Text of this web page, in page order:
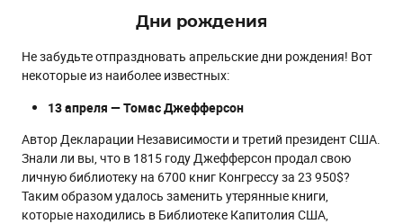
Дни рождения
Не забудьте отпраздновать апрельские дни рождения! Вот
некоторые из наиболее известных:
13 апреля — Томас Джефферсон
Автор Декларации Независимости и третий президент США.
Знали ли вы, что в 1815 году Джефферсон продал свою
личную библиотеку на 6700 книг Конгрессу за 23 950$?
Таким образом удалось заменить утерянные книги,
которые находились в Библиотеке Капитолия США,